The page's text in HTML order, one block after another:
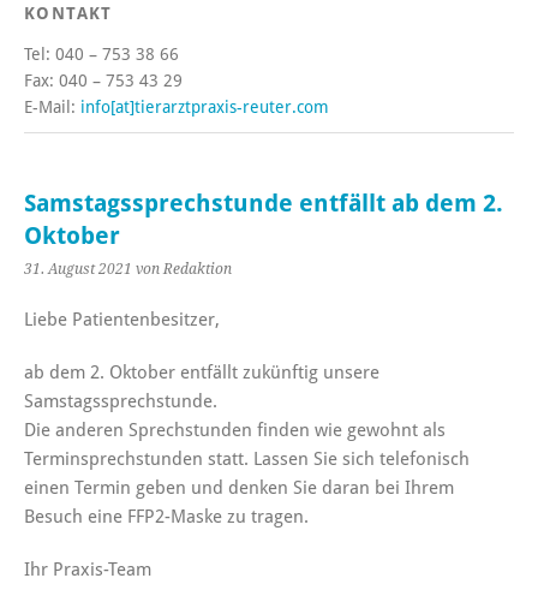
KONTAKT
Tel: 040 – 753 38 66
Fax: 040 – 753 43 29
E-Mail: info[at]tierarztpraxis-reuter.com
Samstagssprechstunde entfällt ab dem 2.
Oktober
31. August 2021 von Redaktion
Liebe Patientenbesitzer,
ab dem 2. Oktober entfällt zukünftig unsere
Samstagssprechstunde.
Die anderen Sprechstunden finden wie gewohnt als
Terminsprechstunden statt. Lassen Sie sich telefonisch
einen Termin geben und denken Sie daran bei Ihrem
Besuch eine FFP2-Maske zu tragen.
Ihr Praxis-Team